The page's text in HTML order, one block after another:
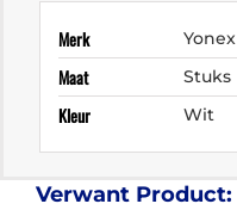
Merk Yonex
Maat Stuks
Kleur Wit
Verwant Product: